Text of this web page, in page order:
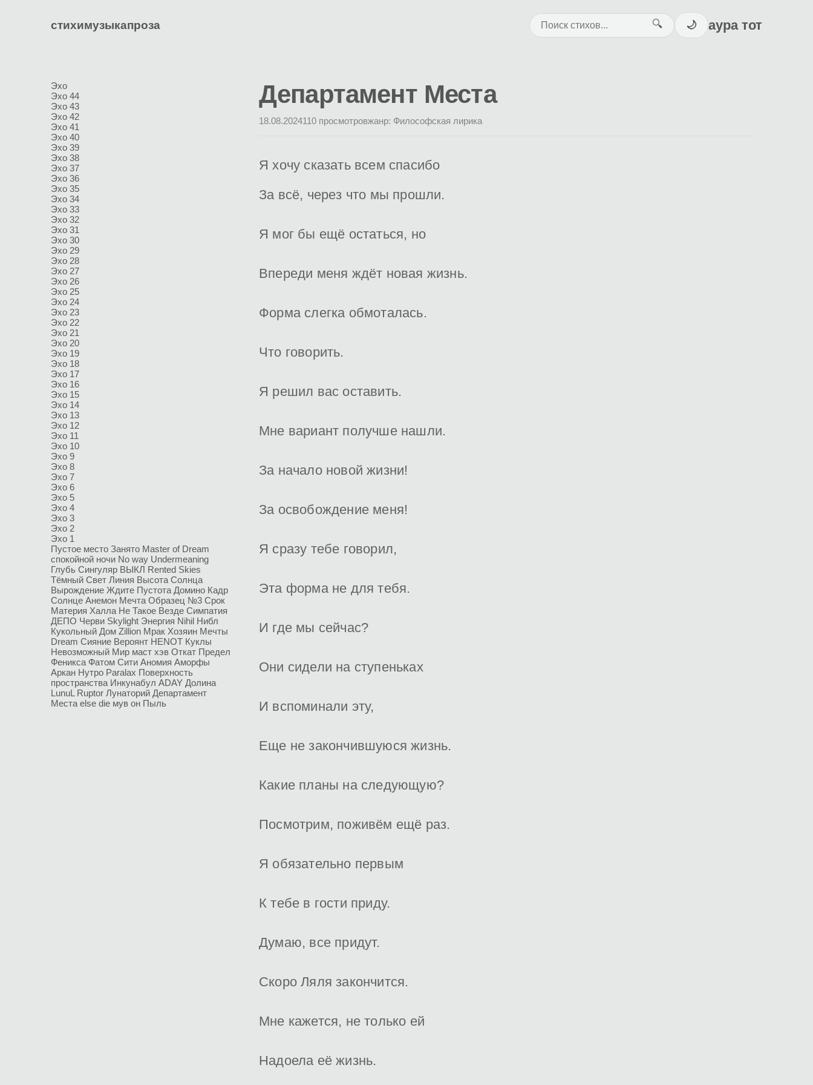
стихимузыкапроза 🔍 🌙 аура тот
Эхо
Эхо 44
Эхо 43
Эхо 42
Эхо 41
Эхо 40
Эхо 39
Эхо 38
Эхо 37
Эхо 36
Эхо 35
Эхо 34
Эхо 33
Эхо 32
Эхо 31
Эхо 30
Эхо 29
Эхо 28
Эхо 27
Эхо 26
Эхо 25
Эхо 24
Эхо 23
Эхо 22
Эхо 21
Эхо 20
Эхо 19
Эхо 18
Эхо 17
Эхо 16
Эхо 15
Эхо 14
Эхо 13
Эхо 12
Эхо 11
Эхо 10
Эхо 9
Эхо 8
Эхо 7
Эхо 6
Эхо 5
Эхо 4
Эхо 3
Эхо 2
Эхо 1
Пустое место Занято Master of Dream
спокойной ночи No way Undermeaning
Глубь Сингуляр ВЫКЛ Rented Skies
Тёмный Свет Линия Высота Солнца
Вырождение Ждите Пустота Домино Кадр
Солнце Анемон Мечта Образец №3 Срок
Материя Халла Не Такое Везде Симпатия
ДЕПО Черви Skylight Энергия Nihil Нибл
Кукольный Дом Zillion Мрак Хозяин Мечты
Dream Сияние Вероянт HENOT Куклы
Невозможный Мир маст хэв Откат Предел
Феникса Фатом Сити Аномия Аморфы
Аркан Нутро Paralax Поверхность
пространства Инкунабул ADAY Долина
LunuL Ruptor Лунаторий Департамент
Места else die мув он Пыль
Департамент Места
18.08.2024110 просмотровжанр: Философская лирика
Я хочу сказать всем спасибо
За всё, через что мы прошли.
Я мог бы ещё остаться, но
Впереди меня ждёт новая жизнь.
Форма слегка обмоталась.
Что говорить.
Я решил вас оставить.
Мне вариант получше нашли.
За начало новой жизни!
За освобождение меня!
Я сразу тебе говорил,
Эта форма не для тебя.
И где мы сейчас?
Они сидели на ступеньках
И вспоминали эту,
Еще не закончившуюся жизнь.
Какие планы на следующую?
Посмотрим, поживём ещё раз.
Я обязательно первым
К тебе в гости приду.
Думаю, все придут.
Скоро Ляля закончится.
Мне кажется, не только ей
Надоела её жизнь.